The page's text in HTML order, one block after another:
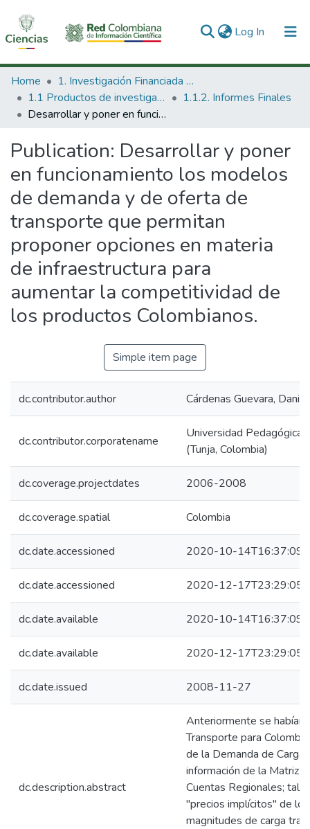
Log In (current)
Communities & Collections
All of DSpace
Home
1. Investigación Financiada con Recursos Públicos
1.1 Productos de investigación
1.1.2. Informes Finales
Desarrollar y poner en funcionamiento los modelos de demanda y de oferta de transporte que permitan proponer opciones en materia de infraestructura para aumentar la competitividad de los productos Colombianos.
Publication: Desarrollar y poner
en funcionamiento los modelos
de demanda y de oferta de
transporte que permitan
proponer opciones en materia
de infraestructura para
aumentar la competitividad de
los productos Colombianos.
Simple item page
dc.contributor.author Cárdenas Guevara,
dc.contributor.corporatename
Universidad Pedagógica
(Tunja, Colombia)
dc.coverage.projectdates 2006-2008
dc.coverage.spatial Colombia
dc.date.accessioned 2020-10-14T16:37:09Z
dc.date.accessioned 2020-12-17T23:29:05Z
dc.date.available 2020-10-14T16:37:09Z
dc.date.available 2020-12-17T23:29:05Z
dc.date.issued 2008-11-27
dc.description.abstract
Anteriormente se
Transporte para
de la Demanda de Carga
información de la Matriz
Cuentas Regionales; tal
"precios implícitos" de
magnitudes de carga